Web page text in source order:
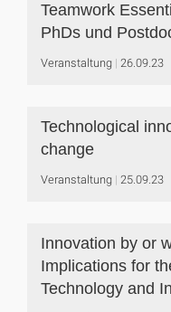
Teamwork
PhDs und
Veranstaltung 26.09.23
Technological
change
Veranstaltung 25.09.23
Innovation by or
Implications for
Technology and